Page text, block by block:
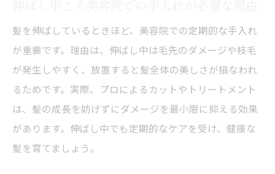
髪を伸ばしているときほど、美容院での定期的な手入れ
が重要です。理由は、伸ばし中は毛先のダメージや枝毛
が発生しやすく、放置すると髪全体の美しさが損なわれ
るためです。実際、プロによるカットやトリートメント
は、髪の成長を妨げずにダメージを最小限に抑える効果
があります。伸ばし中でも定期的なケアを受け、健康な
髪を育てましょう。